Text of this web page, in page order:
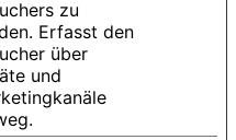
zu
Erfasst den
über
und